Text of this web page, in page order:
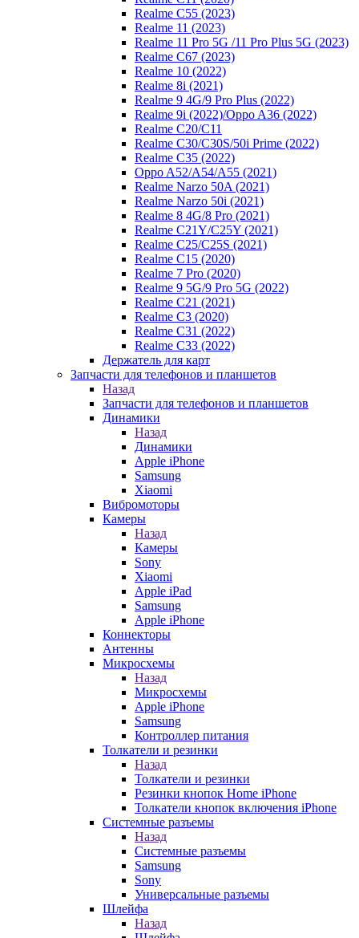
Realme C55 (2023)
Realme 11 (2023)
Realme 11 Pro 5G /11 Pro Plus 5G (2023)
Realme C67 (2023)
Realme 10 (2022)
Realme 8i (2021)
Realme 9 4G/9 Pro Plus (2022)
Realme 9i (2022)/Oppo A36 (2022)
Realme C20/C11
Realme C30/C30S/50i Prime (2022)
Realme C35 (2022)
Oppo A52/A54/A55 (2021)
Realme Narzo 50A (2021)
Realme Narzo 50i (2021)
Realme 8 4G/8 Pro (2021)
Realme C21Y/C25Y (2021)
Realme C25/C25S (2021)
Realme C15 (2020)
Realme 7 Pro (2020)
Realme 9 5G/9 Pro 5G (2022)
Realme C21 (2021)
Realme C3 (2020)
Realme C31 (2022)
Realme C33 (2022)
Держатель для карт
Запчасти для телефонов и планшетов
Назад
Запчасти для телефонов и планшетов
Динамики
Назад
Динамики
Apple iPhone
Samsung
Xiaomi
Вибромоторы
Камеры
Назад
Камеры
Sony
Xiaomi
Apple iPad
Samsung
Apple iPhone
Коннекторы
Антенны
Микросхемы
Назад
Микросхемы
Apple iPhone
Samsung
Контроллер питания
Толкатели и резинки
Назад
Толкатели и резинки
Резинки кнопок Home iPhone
Толкатели кнопок включения iPhone
Системные разъемы
Назад
Системные разъемы
Samsung
Sony
Универсальные разъемы
Шлейфа
Назад